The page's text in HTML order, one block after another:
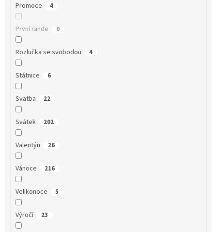
Promoce 4
První rande 0
Rozlučka se svobodou 4
Státnice 6
Svatba 22
Svátek 202
Valentýn 26
Vánoce 216
Velikonoce 5
Výročí 23